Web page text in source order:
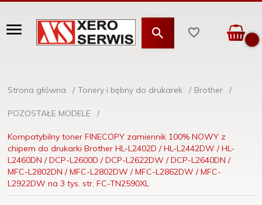
Strona główna Tonery i bębny do drukarek Brother
POZOSTAŁE MODELE
Kompatybilny toner FINECOPY zamiennik 100% NOWY z
chipem do drukarki Brother HL-L2402D / HL-L2442DW / HL-
L2460DN / DCP-L2600D / DCP-L2622DW / DCP-L2640DN /
MFC-L2802DN / MFC-L2802DW / MFC-L2862DW / MFC-
L2922DW na 3 tys. str. FC-TN2590XL